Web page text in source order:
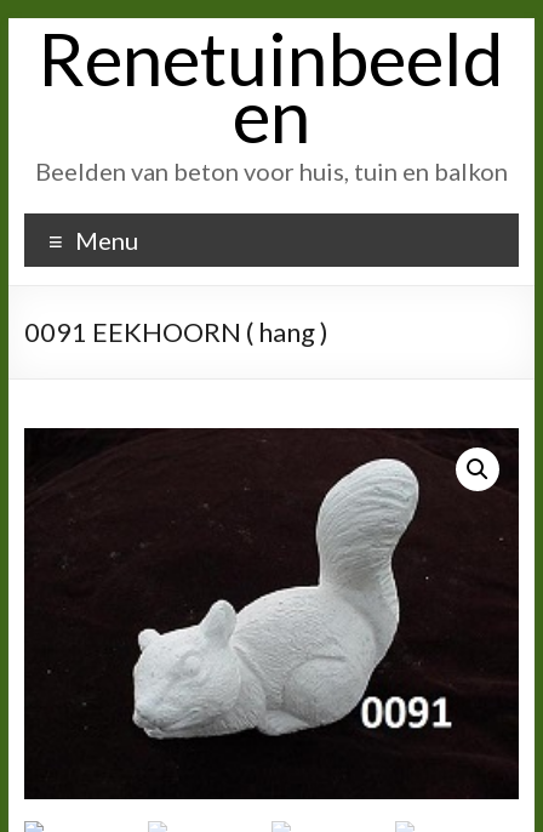
inhoudRenetuinbeeld
en
Beelden van beton voor huis, tuin en balkon
Menu
0091 EEKHOORN ( hang )